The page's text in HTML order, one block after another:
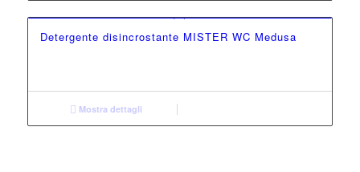
Detergente disincrostante MISTER WC Medusa
Mostra dettagli